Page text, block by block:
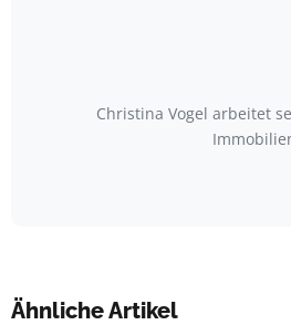
Christina Vogel arbeitet
Ähnliche Artikel